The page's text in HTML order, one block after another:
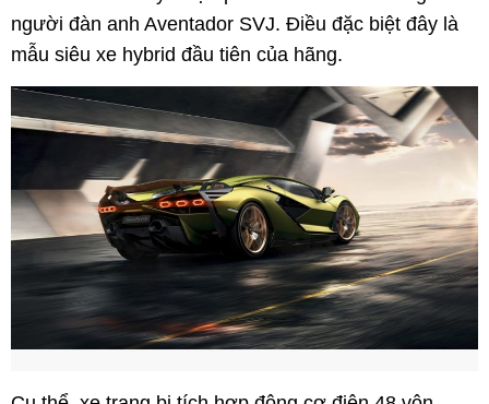
người đàn anh Aventador SVJ. Điều đặc biệt đây là
mẫu siêu xe hybrid đầu tiên của hãng.